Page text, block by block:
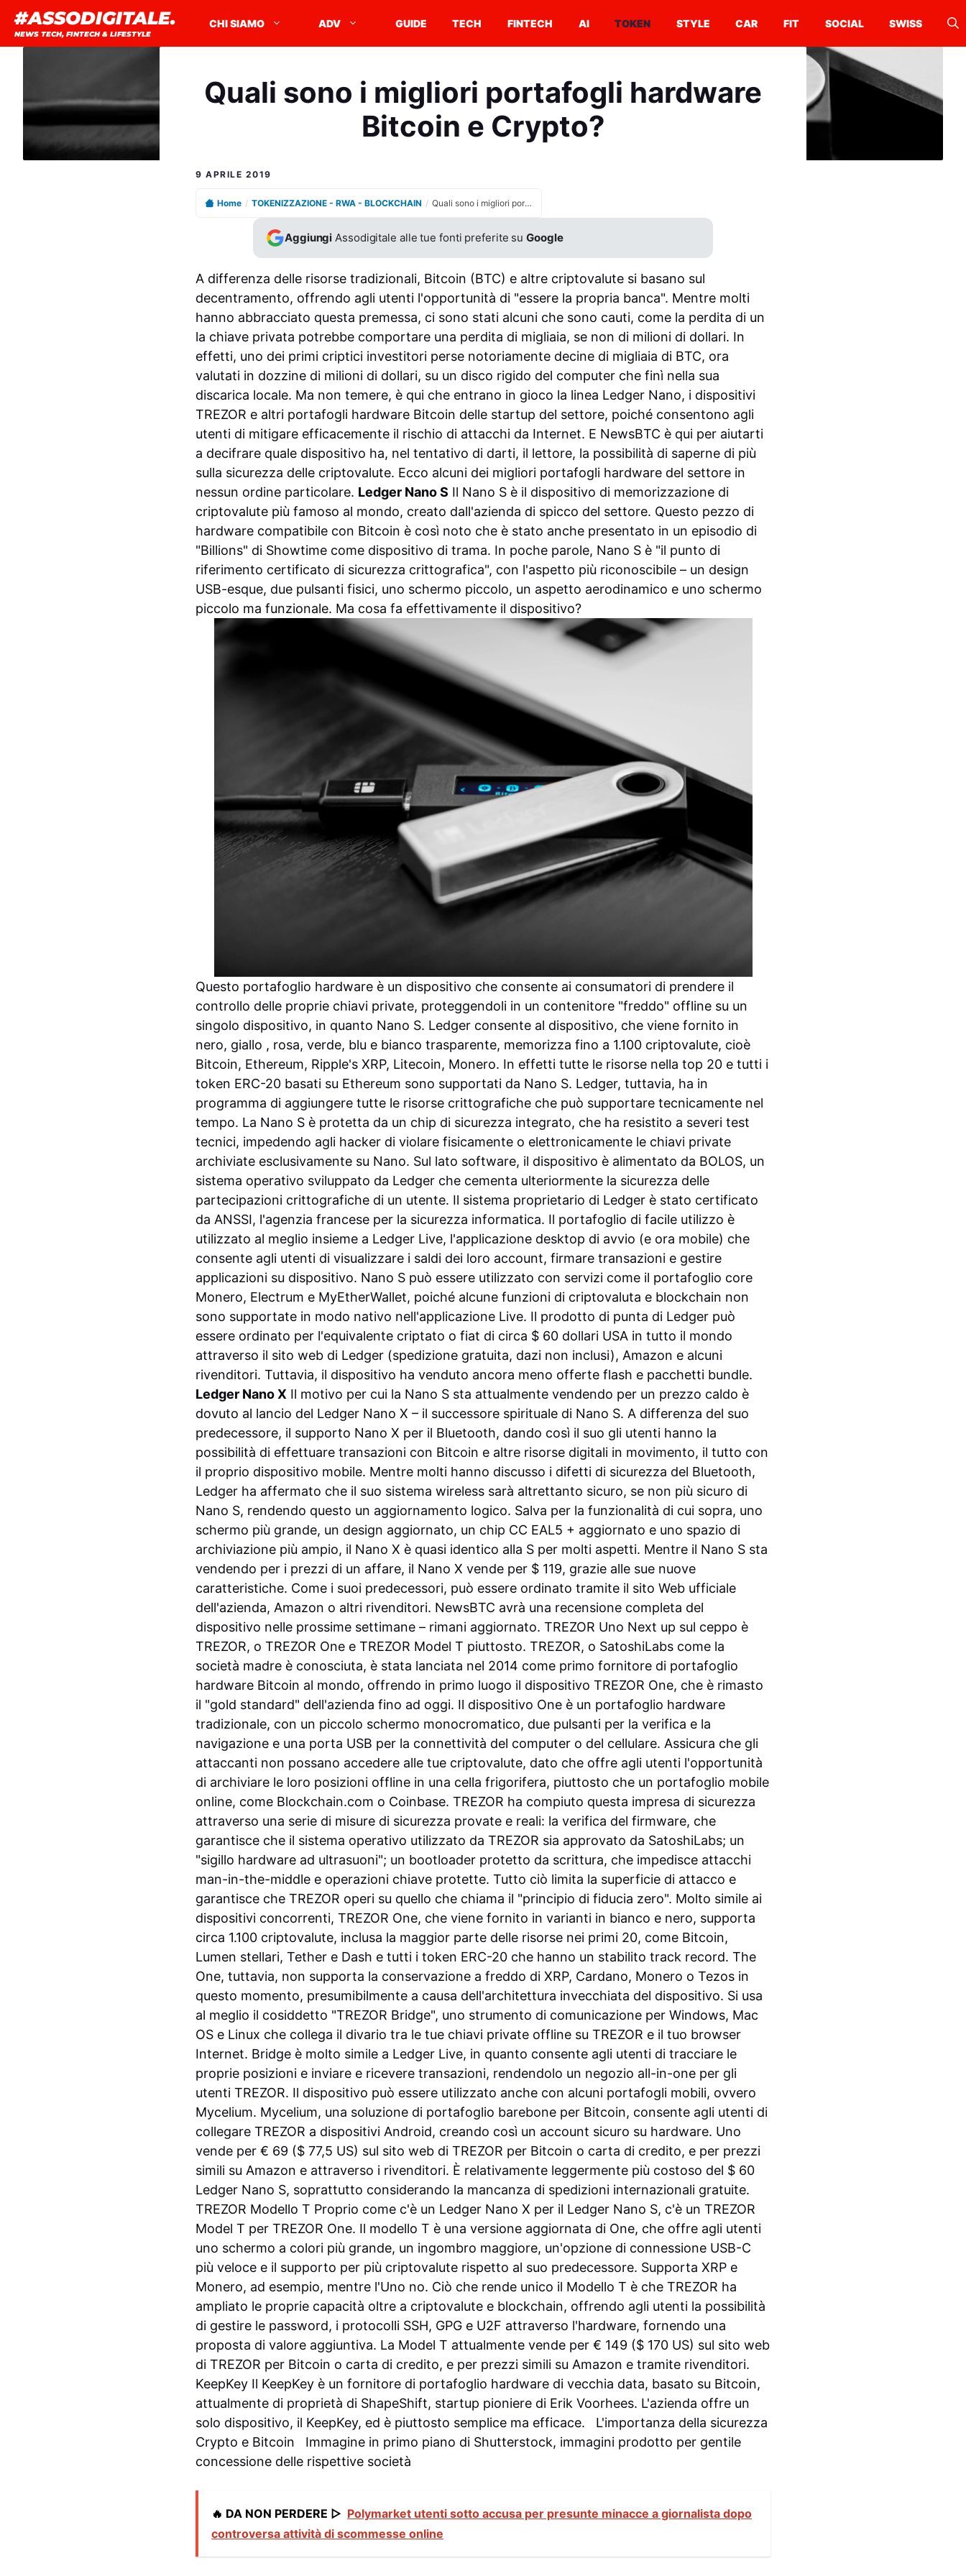
contenuto
#ASSODIGITALE.
NEWS TECH, FINTECH & LIFESTYLE
CHI SIAMO ADV GUIDE TECH FINTECH AI TOKEN STYLE CAR FIT SOCIAL SWISS
Quali sono i migliori portafogli hardware
Bitcoin e Crypto?
9 APRILE 2019
Home / TOKENIZZAZIONE - RWA - BLOCKCHAIN / Quali sono i migliori portafogli hardware Bitcoin e Crypto?
Aggiungi Assodigitale alle tue fonti preferite suGoogle
A differenza delle risorse tradizionali, Bitcoin (BTC) e altre criptovalute si basano sul
decentramento, offrendo agli utenti l'opportunità di "essere la propria banca". Mentre molti
hanno abbracciato questa premessa, ci sono stati alcuni che sono cauti, come la perdita di un
la chiave privata potrebbe comportare una perdita di migliaia, se non di milioni di dollari. In
effetti, uno dei primi criptici investitori perse notoriamente decine di migliaia di BTC, ora
valutati in dozzine di milioni di dollari, su un disco rigido del computer che finì nella sua
discarica locale. Ma non temere, è qui che entrano in gioco la linea Ledger Nano, i dispositivi
TREZOR e altri portafogli hardware Bitcoin delle startup del settore, poiché consentono agli
utenti di mitigare efficacemente il rischio di attacchi da Internet. E NewsBTC è qui per aiutarti
a decifrare quale dispositivo ha, nel tentativo di darti, il lettore, la possibilità di saperne di più
sulla sicurezza delle criptovalute. Ecco alcuni dei migliori portafogli hardware del settore in
nessun ordine particolare. Ledger Nano S Il Nano S è il dispositivo di memorizzazione di
criptovalute più famoso al mondo, creato dall'azienda di spicco del settore. Questo pezzo di
hardware compatibile con Bitcoin è così noto che è stato anche presentato in un episodio di
"Billions" di Showtime come dispositivo di trama. In poche parole, Nano S è "il punto di
riferimento certificato di sicurezza crittografica", con l'aspetto più riconoscibile – un design
USB-esque, due pulsanti fisici, uno schermo piccolo, un aspetto aerodinamico e uno schermo
piccolo ma funzionale. Ma cosa fa effettivamente il dispositivo?
Questo portafoglio hardware è un dispositivo che consente ai consumatori di prendere il
controllo delle proprie chiavi private, proteggendoli in un contenitore "freddo" offline su un
singolo dispositivo, in quanto Nano S. Ledger consente al dispositivo, che viene fornito in
nero, giallo , rosa, verde, blu e bianco trasparente, memorizza fino a 1.100 criptovalute, cioè
Bitcoin, Ethereum, Ripple's XRP, Litecoin, Monero. In effetti tutte le risorse nella top 20 e tutti i
token ERC-20 basati su Ethereum sono supportati da Nano S. Ledger, tuttavia, ha in
programma di aggiungere tutte le risorse crittografiche che può supportare tecnicamente nel
tempo. La Nano S è protetta da un chip di sicurezza integrato, che ha resistito a severi test
tecnici, impedendo agli hacker di violare fisicamente o elettronicamente le chiavi private
archiviate esclusivamente su Nano. Sul lato software, il dispositivo è alimentato da BOLOS, un
sistema operativo sviluppato da Ledger che cementa ulteriormente la sicurezza delle
partecipazioni crittografiche di un utente. Il sistema proprietario di Ledger è stato certificato
da ANSSI, l'agenzia francese per la sicurezza informatica. Il portafoglio di facile utilizzo è
utilizzato al meglio insieme a Ledger Live, l'applicazione desktop di avvio (e ora mobile) che
consente agli utenti di visualizzare i saldi dei loro account, firmare transazioni e gestire
applicazioni su dispositivo. Nano S può essere utilizzato con servizi come il portafoglio core
Monero, Electrum e MyEtherWallet, poiché alcune funzioni di criptovaluta e blockchain non
sono supportate in modo nativo nell'applicazione Live. Il prodotto di punta di Ledger può
essere ordinato per l'equivalente criptato o fiat di circa $ 60 dollari USA in tutto il mondo
attraverso il sito web di Ledger (spedizione gratuita, dazi non inclusi), Amazon e alcuni
rivenditori. Tuttavia, il dispositivo ha venduto ancora meno offerte flash e pacchetti bundle.
Ledger Nano X Il motivo per cui la Nano S sta attualmente vendendo per un prezzo caldo è
dovuto al lancio del Ledger Nano X – il successore spirituale di Nano S. A differenza del suo
predecessore, il supporto Nano X per il Bluetooth, dando così il suo gli utenti hanno la
possibilità di effettuare transazioni con Bitcoin e altre risorse digitali in movimento, il tutto con
il proprio dispositivo mobile. Mentre molti hanno discusso i difetti di sicurezza del Bluetooth,
Ledger ha affermato che il suo sistema wireless sarà altrettanto sicuro, se non più sicuro di
Nano S, rendendo questo un aggiornamento logico. Salva per la funzionalità di cui sopra, uno
schermo più grande, un design aggiornato, un chip CC EAL5 + aggiornato e uno spazio di
archiviazione più ampio, il Nano X è quasi identico alla S per molti aspetti. Mentre il Nano S sta
vendendo per i prezzi di un affare, il Nano X vende per $ 119, grazie alle sue nuove
caratteristiche. Come i suoi predecessori, può essere ordinato tramite il sito Web ufficiale
dell'azienda, Amazon o altri rivenditori. NewsBTC avrà una recensione completa del
dispositivo nelle prossime settimane – rimani aggiornato. TREZOR Uno Next up sul ceppo è
TREZOR, o TREZOR One e TREZOR Model T piuttosto. TREZOR, o SatoshiLabs come la
società madre è conosciuta, è stata lanciata nel 2014 come primo fornitore di portafoglio
hardware Bitcoin al mondo, offrendo in primo luogo il dispositivo TREZOR One, che è rimasto
il "gold standard" dell'azienda fino ad oggi. Il dispositivo One è un portafoglio hardware
tradizionale, con un piccolo schermo monocromatico, due pulsanti per la verifica e la
navigazione e una porta USB per la connettività del computer o del cellulare. Assicura che gli
attaccanti non possano accedere alle tue criptovalute, dato che offre agli utenti l'opportunità
di archiviare le loro posizioni offline in una cella frigorifera, piuttosto che un portafoglio mobile
online, come Blockchain.com o Coinbase. TREZOR ha compiuto questa impresa di sicurezza
attraverso una serie di misure di sicurezza provate e reali: la verifica del firmware, che
garantisce che il sistema operativo utilizzato da TREZOR sia approvato da SatoshiLabs; un
"sigillo hardware ad ultrasuoni"; un bootloader protetto da scrittura, che impedisce attacchi
man-in-the-middle e operazioni chiave protette. Tutto ciò limita la superficie di attacco e
garantisce che TREZOR operi su quello che chiama il "principio di fiducia zero". Molto simile ai
dispositivi concorrenti, TREZOR One, che viene fornito in varianti in bianco e nero, supporta
circa 1.100 criptovalute, inclusa la maggior parte delle risorse nei primi 20, come Bitcoin,
Lumen stellari, Tether e Dash e tutti i token ERC-20 che hanno un stabilito track record. The
One, tuttavia, non supporta la conservazione a freddo di XRP, Cardano, Monero o Tezos in
questo momento, presumibilmente a causa dell'architettura invecchiata del dispositivo. Si usa
al meglio il cosiddetto "TREZOR Bridge", uno strumento di comunicazione per Windows, Mac
OS e Linux che collega il divario tra le tue chiavi private offline su TREZOR e il tuo browser
Internet. Bridge è molto simile a Ledger Live, in quanto consente agli utenti di tracciare le
proprie posizioni e inviare e ricevere transazioni, rendendolo un negozio all-in-one per gli
utenti TREZOR. Il dispositivo può essere utilizzato anche con alcuni portafogli mobili, ovvero
Mycelium. Mycelium, una soluzione di portafoglio barebone per Bitcoin, consente agli utenti di
collegare TREZOR a dispositivi Android, creando così un account sicuro su hardware. Uno
vende per € 69 ($ 77,5 US) sul sito web di TREZOR per Bitcoin o carta di credito, e per prezzi
simili su Amazon e attraverso i rivenditori. È relativamente leggermente più costoso del $ 60
Ledger Nano S, soprattutto considerando la mancanza di spedizioni internazionali gratuite.
TREZOR Modello T Proprio come c'è un Ledger Nano X per il Ledger Nano S, c'è un TREZOR
Model T per TREZOR One. Il modello T è una versione aggiornata di One, che offre agli utenti
uno schermo a colori più grande, un ingombro maggiore, un'opzione di connessione USB-C
più veloce e il supporto per più criptovalute rispetto al suo predecessore. Supporta XRP e
Monero, ad esempio, mentre l'Uno no. Ciò che rende unico il Modello T è che TREZOR ha
ampliato le proprie capacità oltre a criptovalute e blockchain, offrendo agli utenti la possibilità
di gestire le password, i protocolli SSH, GPG e U2F attraverso l'hardware, fornendo una
proposta di valore aggiuntiva. La Model T attualmente vende per € 149 ($ 170 US) sul sito web
di TREZOR per Bitcoin o carta di credito, e per prezzi simili su Amazon e tramite rivenditori.
KeepKey Il KeepKey è un fornitore di portafoglio hardware di vecchia data, basato su Bitcoin,
attualmente di proprietà di ShapeShift, startup pioniere di Erik Voorhees. L'azienda offre un
solo dispositivo, il KeepKey, ed è piuttosto semplice ma efficace.
L'importanza della sicurezza
Crypto e Bitcoin
Immagine in primo piano di Shutterstock, immagini prodotto per gentile
concessione delle rispettive società
🔥 DA NON PERDERE ▷ Polymarket utenti sotto accusa per presunte minacce a giornalista dopo
controversa attività di scommesse online